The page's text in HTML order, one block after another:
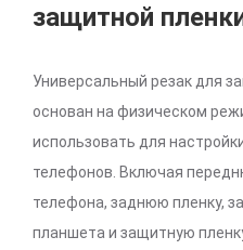
защитной
Универсальный резак для
основан на физическом
использовать для
телефонов. Включая
телефона, заднюю пленку,
планшета и защитную